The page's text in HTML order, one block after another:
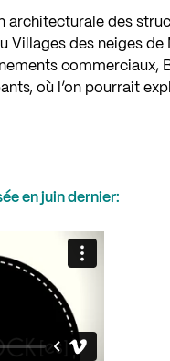
architecturale des
des neiges de
commerciaux,
où l’on pourrait
en juin dernier: